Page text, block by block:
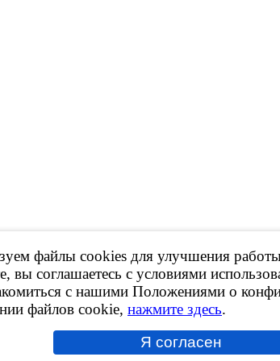
контрактных ДВС, КПП и др.
сайта,ссылка на ресурс обязательна!
принадлежат их владельцам.
персональных данных
файлы cookies для улучшения работы
вы соглашаетесь с условиями
с нашими Положениями о
файлов cookie, нажмите здесь.
Я согласен